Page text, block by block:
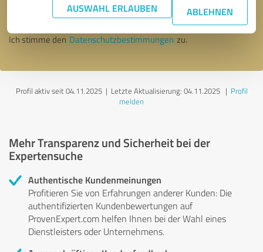
AUSWAHL ERLAUBEN ABLEHNEN
Nachricht senden
Ich stimme den Datenschutzbestimmungen zu.
Profil aktiv seit 04.11.2025 | Letzte Aktualisierung: 04.11.2025| Profil
melden
Mehr Transparenz und Sicherheit bei der
Expertensuche
Authentische Kundenmeinungen
Profitieren Sie von Erfahrungen anderer Kunden: Die
authentifizierten Kundenbewertungen auf
ProvenExpert.com helfen Ihnen bei der Wahl eines
Dienstleisters oder Unternehmens.